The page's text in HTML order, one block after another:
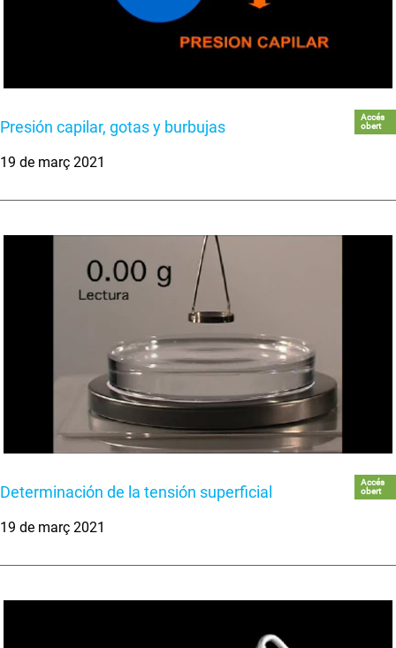
Presión capilar, gotas y burbujas
Accés
obert
19 de març 2021
Determinación de la tensión superficial
Accés
obert
19 de març 2021